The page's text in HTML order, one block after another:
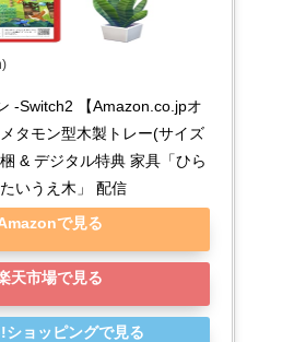
-Switch2 【Amazon.co.jpオ
タモン型木製トレー(サイズ
& デジタル特典 家具「ひら
いうえ木」 配信
で見る
天市場で見る
ョッピングで見る